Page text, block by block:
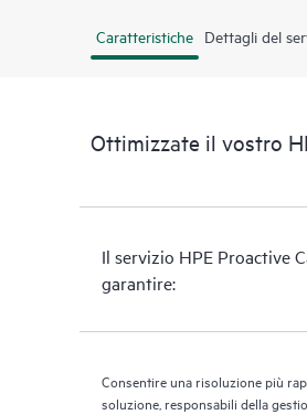
Caratteristiche Dettagli del
Ottimizzate il vostro
Il servizio HPE Proactive
garantire:
Consentire una risoluzione più
soluzione, responsabili della